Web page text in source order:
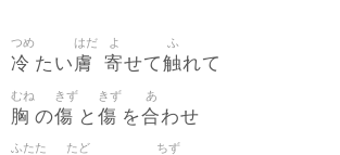
冷
つめ
たい 膚
はだ
寄
よ
せて触
ふ
れて
胸
むね
の傷
きず
と 傷
きず
を合
あ
わせ
ふたた たど ちず